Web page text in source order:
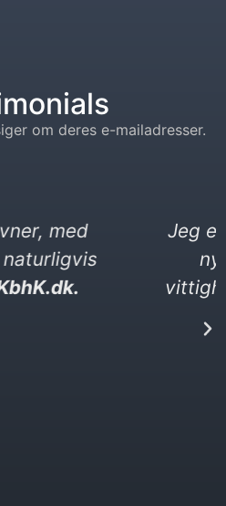
om deres e-mailadresser.
dk
og vittigheder. Min
gerne være en
på kebabser. dk​